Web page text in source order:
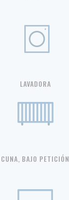
LAVADORA
CUNA, BAJO PETICIÓN